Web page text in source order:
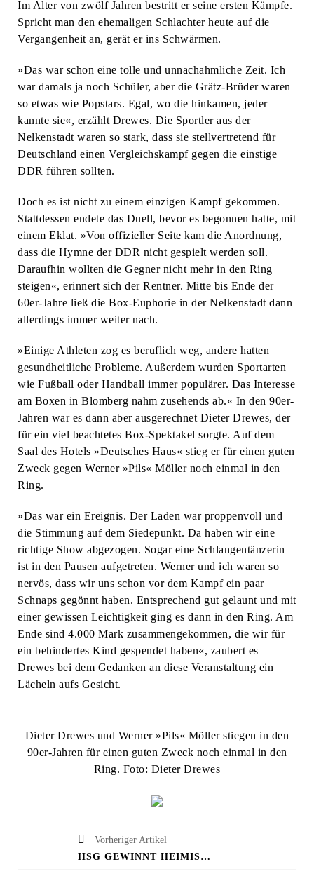
Im Alter von zwölf Jahren bestritt er seine ersten Kämpfe.
Spricht man den ehemaligen Schlachter heute auf die
Vergangenheit an, gerät er ins Schwärmen.
»Das war schon eine tolle und unnachahmliche Zeit. Ich
war damals ja noch Schüler, aber die Grätz-Brüder waren
so etwas wie Popstars. Egal, wo die hinkamen, jeder
kannte sie«, erzählt Drewes. Die Sportler aus der
Nelkenstadt waren so stark, dass sie stellvertretend für
Deutschland einen Vergleichskampf gegen die einstige
DDR führen sollten.
Doch es ist nicht zu einem einzigen Kampf gekommen.
Stattdessen endete das Duell, bevor es begonnen hatte, mit
einem Eklat. »Von offizieller Seite kam die Anordnung,
dass die Hymne der DDR nicht gespielt werden soll.
Daraufhin wollten die Gegner nicht mehr in den Ring
steigen«, erinnert sich der Rentner. Mitte bis Ende der
60er-Jahre ließ die Box-Euphorie in der Nelkenstadt dann
allerdings immer weiter nach.
»Einige Athleten zog es beruflich weg, andere hatten
gesundheitliche Probleme. Außerdem wurden Sportarten
wie Fußball oder Handball immer populärer. Das Interesse
am Boxen in Blomberg nahm zusehends ab.« In den 90er-
Jahren war es dann aber ausgerechnet Dieter Drewes, der
für ein viel beachtetes Box-Spektakel sorgte. Auf dem
Saal des Hotels »Deutsches Haus« stieg er für einen guten
Zweck gegen Werner »Pils« Möller noch einmal in den
Ring.
»Das war ein Ereignis. Der Laden war proppenvoll und
die Stimmung auf dem Siedepunkt. Da haben wir eine
richtige Show abgezogen. Sogar eine Schlangentänzerin
ist in den Pausen aufgetreten. Werner und ich waren so
nervös, dass wir uns schon vor dem Kampf ein paar
Schnaps gegönnt haben. Entsprechend gut gelaunt und mit
einer gewissen Leichtigkeit ging es dann in den Ring. Am
Ende sind 4.000 Mark zusammengekommen, die wir für
ein behindertes Kind gespendet haben«, zaubert es
Drewes bei dem Gedanken an diese Veranstaltung ein
Lächeln aufs Gesicht.
Dieter Drewes und Werner »Pils« Möller stiegen in den
90er-Jahren für einen guten Zweck noch einmal in den
Ring. Foto: Dieter Drewes
Vorheriger Artikel
HSG GEWINNT HEIMISCHEN ABSCHLUSS GEGEN DIE FLAMES